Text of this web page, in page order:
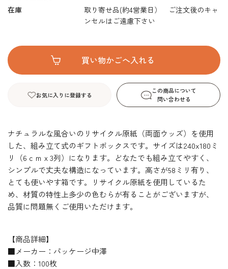
在庫
取り寄せ品(約4営業日） ご注文後のキャ
ンセルはご遠慮下さい
お気に入りに登録する
この商品について
問い合わせる
ナチュラルな風合いのリサイクル原紙（両面ウッズ）を使用
した、組み立て式のギフトボックスです。サイズは240x180ミ
リ（6ｃｍｘ3列）になります。どなたでも組み立てやすく、
シンプルで丈夫な構造になっています。高さが58ミリ有り、
とても使いやす箱です。リサイクル原紙を使用しているた
め、材質の特性上多少の色むらが有ることがございますが、
品質に問題無くご使用いただけます。
【商品詳細】
■メーカー：パッケージ中澤
■入数：100枚